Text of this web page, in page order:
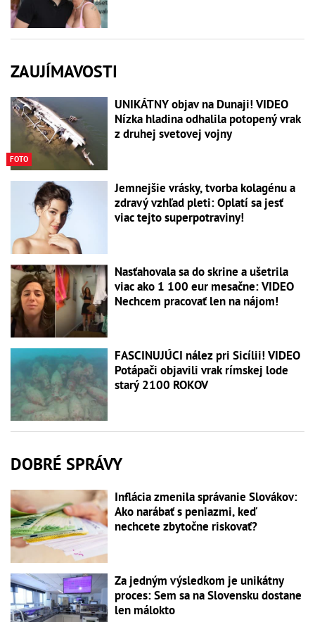
ZAUJÍMAVOSTI
FOTO
UNIKÁTNY objav na Dunaji! VIDEO
Nízka hladina odhalila potopený vrak
z druhej svetovej vojny
Jemnejšie vrásky, tvorba kolagénu a
zdravý vzhľad pleti: Oplatí sa jesť
viac tejto superpotraviny!
Nasťahovala sa do skrine a ušetrila
viac ako 1 100 eur mesačne: VIDEO
Nechcem pracovať len na nájom!
FASCINUJÚCI nález pri Sicílii! VIDEO
Potápači objavili vrak rímskej lode
starý 2100 ROKOV
DOBRÉ SPRÁVY
Inflácia zmenila správanie Slovákov:
Ako narábať s peniazmi, keď
nechcete zbytočne riskovať?
Za jedným výsledkom je unikátny
proces: Sem sa na Slovensku dostane
len málokto